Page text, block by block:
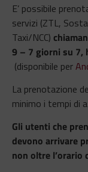
E’ possibile
servizi (ZTL,
Taxi/NCC)
9 – 7 giorni su 7,
(disponibile per
La prenotazione
minimo i tempi di
Gli utenti che
devono arrivare
non oltre l’orario